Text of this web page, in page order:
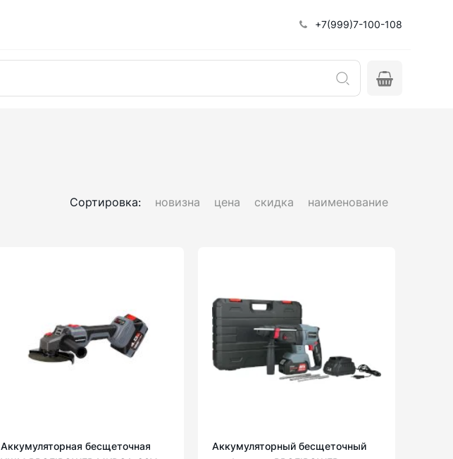
+7(999)7-100-108
Сортировка: новизна цена скидка наименование
Аккумуляторная бесщеточная
Аккумуляторный беcщеточный